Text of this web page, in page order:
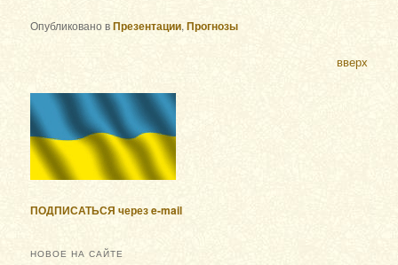
Опубликовано вПрезентации,Прогнозы
вверх
ПОДПИСАТЬСЯ через e-mail
НОВОЕ НА САЙТЕ